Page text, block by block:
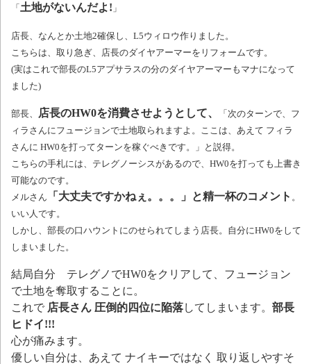
「土地がないんだよ! 」
店長、なんとか土地2確保し、L5ウィロウ作りました。
こちらは、取り急ぎ、店長のダイヤアーマーをリフォームです。
(実はこれで部長のL5アプサラスの分のダイヤアーマーもマナになって
ました)
部長、 店長のHW0を消費させようとして、
「次のターンで、フ
ィラさんにフュージョンで土地取られますよ。ここは、あえて フィラ
さんに HW0を打ってターンを稼ぐべきです。」と説得。
こちらの手札には、テレグノーシスがあるので、HW0を打っても上書き
可能なのです。
メルさん
「大丈夫ですかねぇ。。。」と精一杯のコメント 。
いい人です。
しかし、部長の口ハウントにのせられてしまう店長。自分にHW0をして
しまいました。
結局自分 テレグノでHW0をクリアして、フュージョン
で土地を奪取することに。
これで 店長さん 圧倒的四位に陥落してしまいます。 部長
ヒドイ!!!
心が痛みます。
優しい自分は、あえて ナイキーではなく 取り返しやすそ